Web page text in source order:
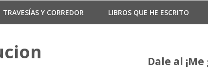
TRAVESÍAS Y CORREDOR LIBROS QUE HE ESCRITO
Dale al